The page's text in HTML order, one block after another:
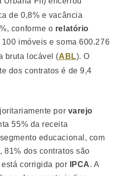
de 0,8% e vacância
conforme o relatório
imóveis e soma 600.276
bruta locável (ABL). O
dos contratos é de 9,4
por varejo
55% da receita
educacional, com
81% dos contratos são
corrigida por
IPCA. A